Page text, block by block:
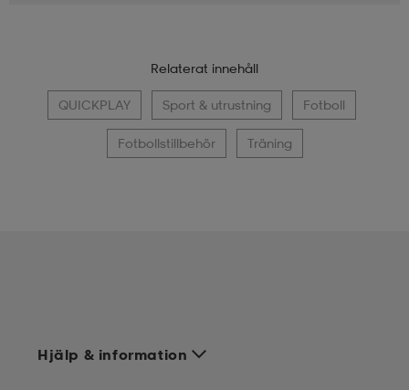
Relaterat innehåll
QUICKPLAY Sport & utrustning Fotboll
Fotbollstillbehör Träning
Hjälp & information